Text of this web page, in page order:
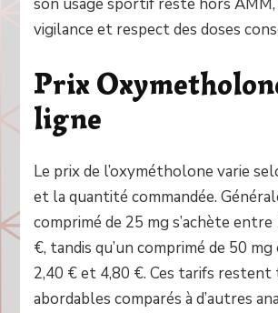
vigilance et respect des doses
Prix
ligne
Le prix de l’oxymétholone varie
et la quantité commandée.
comprimé de 25 mg s’achète
€, tandis qu’un comprimé de 50
2,40 € et 4,80 €. Ces tarifs restent
abordables comparés à d’autres